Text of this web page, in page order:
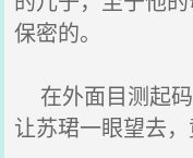
保密的。
在外面目测起
让苏珺一眼望去，